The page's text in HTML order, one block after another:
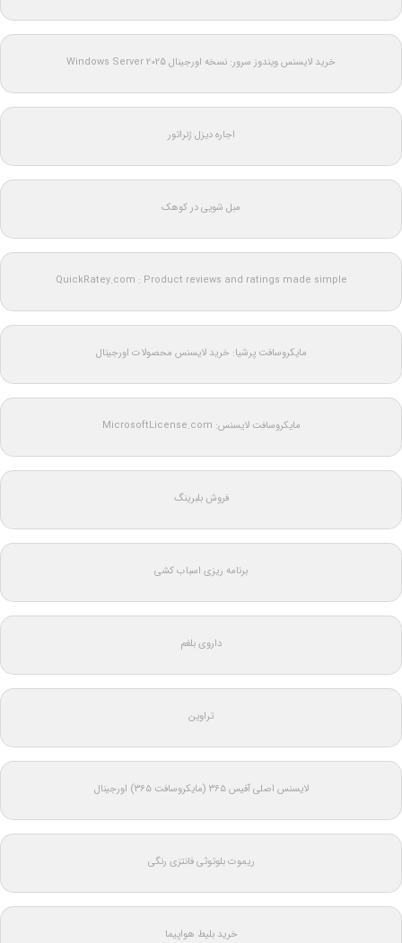
خرید لایسنس ویندوز سرور: نسخه اورجینال Windows Server 2025
اجاره دیزل ژنراتور
مبل شویی در کوهک
QuickRatey.com : Product reviews and ratings made simple
مایکروسافت پرشیا: خرید لایسنس محصولات اورجینال
مایکروسافت لایسنس: MicrosoftLicense.com
فروش بلبرینگ
برنامه ریزی اسباب کشی
داروی بلغم
تراوین
لایسنس اصلی آفیس ۳۶۵ (مایکروسافت ۳۶۵) اورجینال
ریموت بلوتوثی فانتزی رنگی
خرید بلیط هواپیما